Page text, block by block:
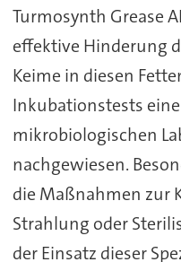
Turmosynth Grease
effektive Hinderung
Keime in diesen
Inkubationstests
mikrobiologischen
nachgewiesen.
die Maßnahmen zur
Strahlung oder
der Einsatz dieser